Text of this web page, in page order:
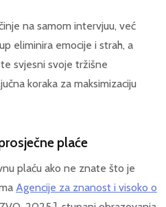
na samom intervjuu, već
eliminira emocije i strah, a
svjesni svoje tržišne
koraka za maksimizaciju
plaće
plaću ako ne znate što je
Agencije za znanost i visoko o